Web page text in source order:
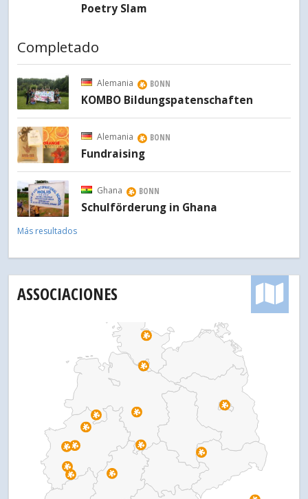
Poetry Slam
Completado
Alemania BONN
KOMBO Bildungspatenschaften
Alemania BONN
Fundraising
Ghana BONN
Schulförderung in Ghana
Más resultados
ASSOCIACIONES